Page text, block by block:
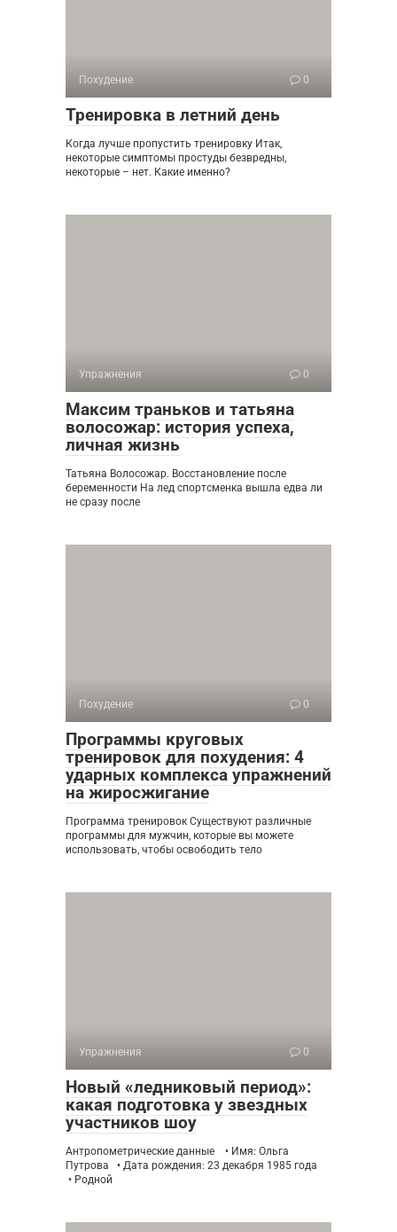
Похудение 0
Тренировка в летний день
Когда лучше пропустить тренировку Итак,
некоторые симптомы простуды безвредны,
некоторые – нет. Какие именно?
Упражнения 0
Максим траньков и татьяна
волосожар: история успеха,
личная жизнь
Татьяна Волосожар. Восстановление после
беременности На лед спортсменка вышла едва ли
не сразу после
Похудение 0
Программы круговых
тренировок для похудения: 4
ударных комплекса упражнений
на жиросжигание
Программа тренировок Существуют различные
программы для мужчин, которые вы можете
использовать, чтобы освободить тело
Упражнения 0
Новый «ледниковый период»:
какая подготовка у звездных
участников шоу
Антропометрические данные • Имя: Ольга
Путрова • Дата рождения: 23 декабря 1985 года
• Родной